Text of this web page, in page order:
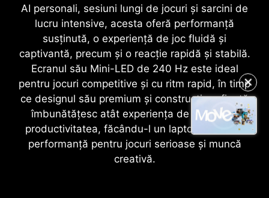
AI personali, sesiuni lungi de jocuri și sarcini de
lucru intensive, acesta oferă performanță
susținută, o experiență de joc fluidă și
captivantă, precum și o reacție rapidă și stabilă.
Ecranul său Mini-LED de 240 Hz este ideal
pentru jocuri competitive și cu ritm rapid, în timp
ce designul său premium și construcția rafinată
îmbunătățesc atât experiența de joc, cât și
productivitatea, făcându-l un laptop de înaltă
performanță pentru jocuri serioase și muncă
creativă.
✕